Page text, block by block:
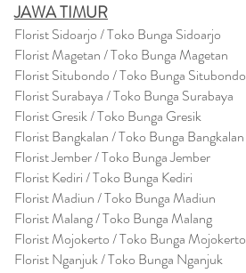
JAWA TIMUR
Florist Sidoarjo / Toko Bunga Sidoarjo
Florist Magetan / Toko Bunga Magetan
Florist Situbondo / Toko Bunga Situbondo
Florist Surabaya / Toko Bunga Surabaya
Florist Gresik / Toko Bunga Gresik
FloristBangkalan / Toko Bunga Bangkalan
Florist Jember / Toko Bunga Jember
Florist Kediri / Toko Bunga Kediri
Florist Madiun / Toko Bunga Madiun
Florist Malang / Toko Bunga Malang
Florist Mojokerto / Toko Bunga Mojokerto
Florist Nganjuk / Toko Bunga Nganjuk